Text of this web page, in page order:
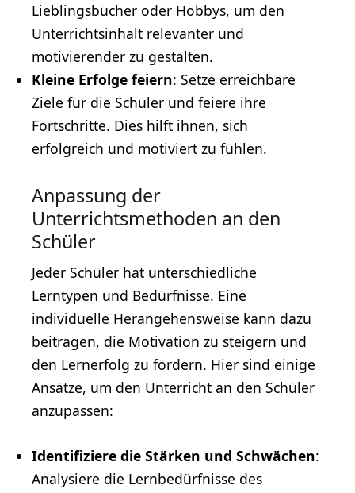
Lieblingsbücher oder Hobbys, um den
Unterrichtsinhalt relevanter und
motivierender zu gestalten.
Kleine Erfolge feiern: Setze erreichbare
Ziele für die Schüler und feiere ihre
Fortschritte. Dies hilft ihnen, sich
erfolgreich und motiviert zu fühlen.
Anpassung der
Unterrichtsmethoden an den
Schüler
Jeder Schüler hat unterschiedliche
Lerntypen und Bedürfnisse. Eine
individuelle Herangehensweise kann dazu
beitragen, die Motivation zu steigern und
den Lernerfolg zu fördern. Hier sind einige
Ansätze, um den Unterricht an den Schüler
anzupassen:
Identifiziere die Stärken und Schwächen:
Analysiere die Lernbedürfnisse des